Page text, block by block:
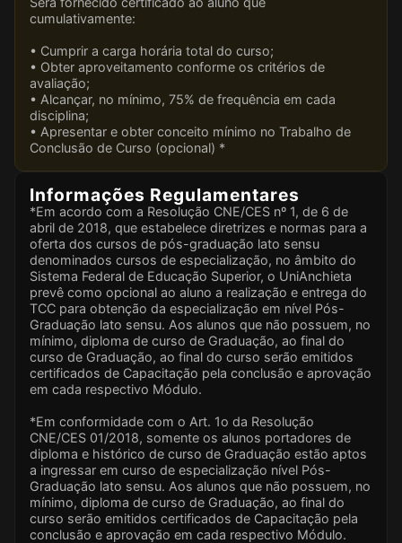
cumulativamente:
• Cumprir a carga horária total do curso;
• Obter aproveitamento conforme os critérios de
avaliação;
• Alcançar, no mínimo, 75% de frequência em cada
disciplina;
• Apresentar e obter conceito mínimo no Trabalho de
Conclusão de Curso (opcional) *
Informações Regulamentares
*Em acordo com a Resolução CNE/CES nº 1, de 6 de
abril de 2018, que estabelece diretrizes e normas para a
oferta dos cursos de pós-graduação lato sensu
denominados cursos de especialização, no âmbito do
Sistema Federal de Educação Superior, o UniAnchieta
prevê como opcional ao aluno a realização e entrega do
TCC para obtenção da especialização em nível Pós-
Graduação lato sensu. Aos alunos que não possuem, no
mínimo, diploma de curso de Graduação, ao final do
curso de Graduação, ao final do curso serão emitidos
certificados de Capacitação pela conclusão e aprovação
em cada respectivo Módulo.
*Em conformidade com o Art. 1o da Resolução
CNE/CES 01/2018, somente os alunos portadores de
diploma e histórico de curso de Graduação estão aptos
a ingressar em curso de especialização nível Pós-
Graduação lato sensu. Aos alunos que não possuem, no
mínimo, diploma de curso de Graduação, ao final do
curso serão emitidos certificados de Capacitação pela
conclusão e aprovação em cada respectivo Módulo.